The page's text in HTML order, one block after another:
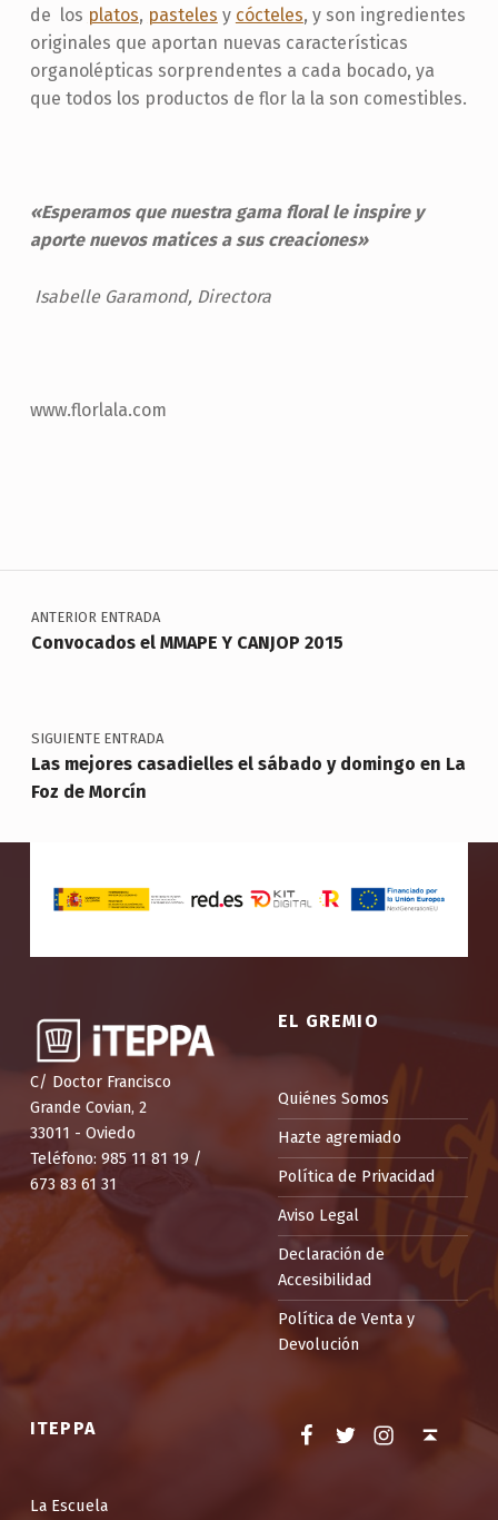
de los platos, pasteles y cócteles, y son ingredientes
originales que aportan nuevas características
organolépticas sorprendentes a cada bocado, ya
que todos los productos de flor la la son comestibles.
«Esperamos que nuestra gama floral le inspire y
aporte nuevos matices a sus creaciones»
Isabelle Garamond, Directora
www.florlala.com
Navegación de entradas
ANTERIOR ENTRADA
Convocados el MMAPE Y CANJOP 2015
SIGUIENTE ENTRADA
Las mejores casadielles el sábado y domingo en La
Foz de Morcín
C/ Doctor Francisco
Grande Covian, 2
33011 - Oviedo
Teléfono: 985 11 81 19 /
673 83 61 31
EL GREMIO
Quiénes Somos
Hazte agremiado
Política de Privacidad
Aviso Legal
Declaración de
Accesibilidad
Política de Venta y
Devolución
ITEPPA
La Escuela